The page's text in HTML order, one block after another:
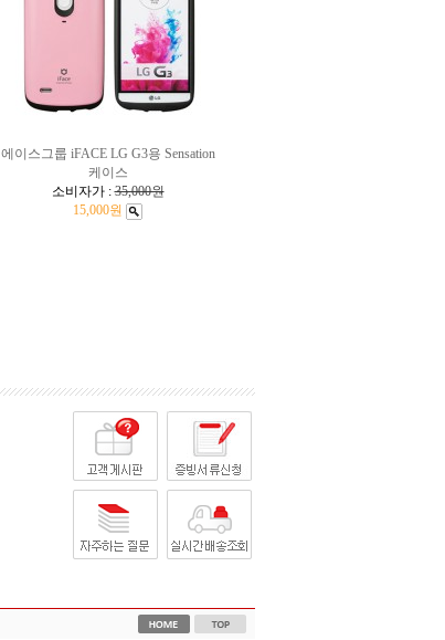
에이스그룹 iFACE LG G3용 Sensation
케이스
소비자가 :35,000원
15,000원